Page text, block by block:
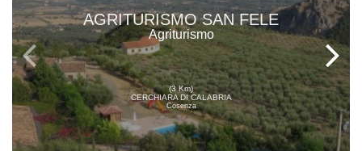
AGRITURISMO SAN FELE
Agriturismo
(3 Km)
CERCHIARA DI CALABRIA
Cosenza